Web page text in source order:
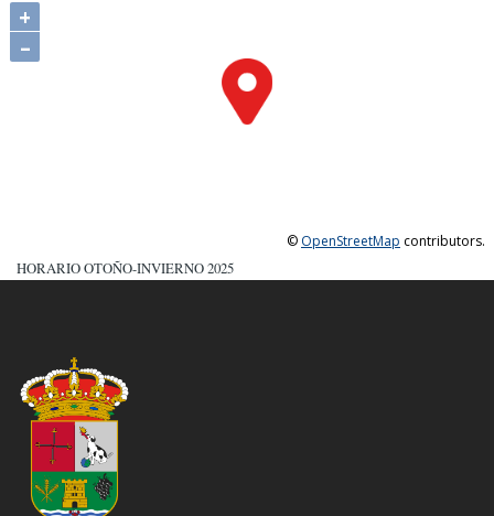
+
–
© OpenStreetMap contributors.
HORARIO OTOÑO-INVIERNO 2025